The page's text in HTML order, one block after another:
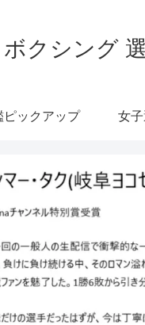
ボクシング
ピックアップ 女